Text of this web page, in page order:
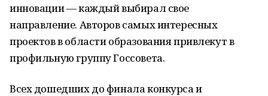
инновации — каждый выбирал свое
направление. Авторов самых интересных
проектов в области образования привлекут в
профильную группу Госсовета.
Всех дошедших до финала конкурса и